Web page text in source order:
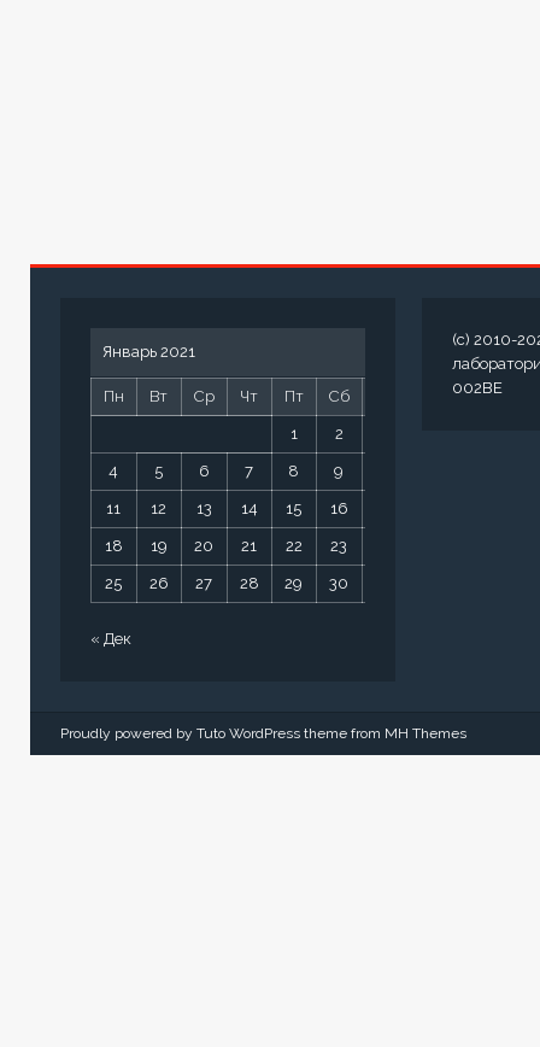
Январь 2021
Пн Вт Ср Чт Пт Сб
1 2
4 5 6 7 8 9
11 12 13 14 15 16
18 19 20 21 22 23
25 26 27 28 29 30
« Дек
(c) 2010-
002BE
Proudly powered by Tuto WordPress theme from MH Themes